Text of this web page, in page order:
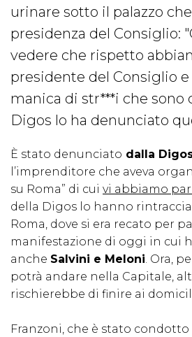
urinare sotto il palazzo
presidenza del Consiglio:
vedere che rispetto
presidente del Consiglio e
manica di str***i che sono
Digos lo ha denunciato
È stato denunciato dalla
l’imprenditore che aveva
su Roma” di cui vi abbiamo
della Digos lo hanno
Roma, dove si era recato per
manifestazione di oggi in cui
anche Salvini e Meloni. Ora,
potrà andare nella Capitale,
rischierebbe di finire ai
Franzoni, che è stato condotto